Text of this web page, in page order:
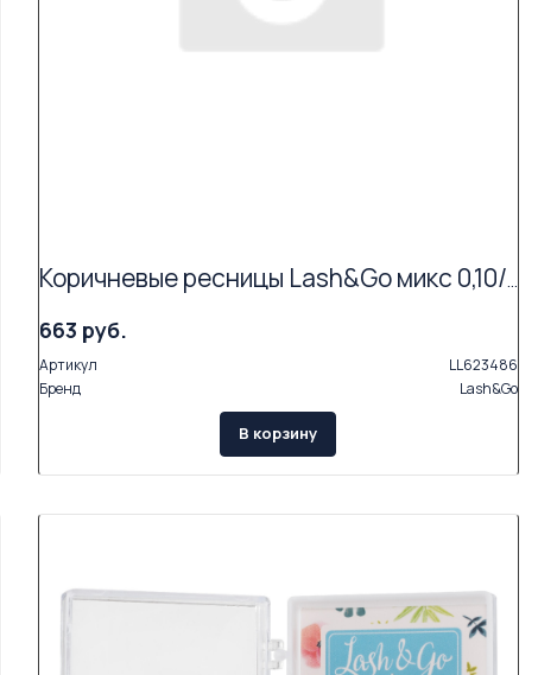
Коричневые ресницы Lash&Go микс 0,10/C/6-14 mm "Мокка" (17 линий)
663 руб.
Артикул
LL623486
Бренд
Lash&Go
В корзину